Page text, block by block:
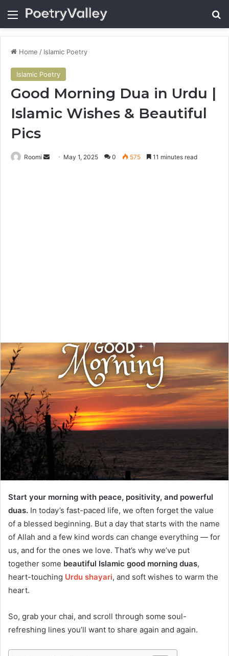
Menu
Home / Islamic Poetry
Islamic Poetry
Good Morning Dua in Urdu |
Islamic Wishes & Beautiful
Pics
Roomi
Send May 1, 2025 0 575 11 minutes read
Start your morning with peace, positivity, and powerful
duas. In today’s fast-paced life, we often forget the value
of a blessed beginning. But a day that starts with the name
of Allah and a few kind words can change everything — for
us, and for the ones we love. That’s why we’ve put
together some beautiful Islamic good morning duas,
heart-touching Urdu shayari, and soft wishes to warm the
heart.
So, grab your chai, and scroll through some soul-
refreshing lines you’ll want to share again and again.